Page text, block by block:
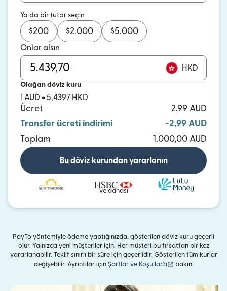
Ya da bir tutar seçin
$200 $2.000 $5.000
Onlar alsın
HKD
Olağan döviz kuru
1 AUD = 5,4397 HKD
Ücret
2,99 AUD
Transfer ücreti indirimi
-2,99 AUD
Toplam
1.000,00 AUD
Bu döviz kurundan yararlanın
ve dahası
PayTo yöntemiyle ödeme yaptığınızda, gösterilen döviz kuru geçerli
olur. Yalnızca yeni müşteriler için. Her müşteri bu fırsattan bir kez
yararlanabilir. Teklif sınırlı bir süre için geçerlidir. Gösterilen tüm kurlar
değişebilir. Ayrıntılar için Şartlar ve Koşullar'a (yeni pencerede
bakın.